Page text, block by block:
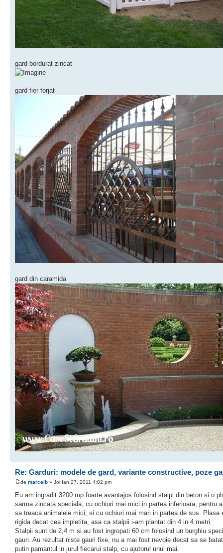
gard bordurat zincat
gard fier forjat
gard din caramida
Re: Garduri: modele de gard, variante constructive, poze
de marcelb » Joi Ian 27, 2011 4:02 pm
Eu am ingradit 3200 mp foarte avantajos folosind stalpi din beton si o
sarma zincata speciala, cu ochiuri mai mici in partea inferioara, pentru
sa treaca animalele mici, si cu ochiuri mai mari in partea de sus. Plasa
rigida decat cea impletita, asa ca stalpii i-am plantat din 4 in 4 metri.
Stalpii sunt de 2,4 m si au fost ingropati 60 cm folosind un burghiu
gauri. Au rezultat niste gauri fixe, nu a mai fost nevoie decat sa se
putin pamantul in jurul fiecarui stalp, cu ajutorul unui mai.